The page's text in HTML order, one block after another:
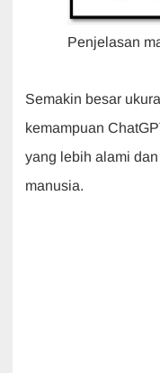
Penjelasan
Semakin besar
kemampuan
yang lebih alami
manusia.